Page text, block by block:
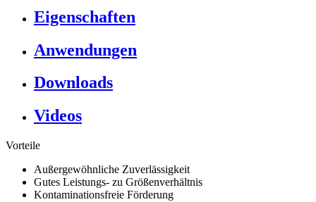
Eigenschaften
Anwendungen
Downloads
Videos
Vorteile
Außergewöhnliche Zuverlässigkeit
Gutes Leistungs- zu Größenverhältnis
Kontaminationsfreie Förderung